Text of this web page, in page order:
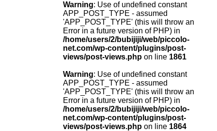
Warning: Use of undefined constant
APP_POST_TYPE - assumed
'APP_POST_TYPE' (this will throw an
Error in a future version of PHP) in
/home/users/2/bubijiji/web/piccolo-
net.com/wp-content/plugins/post-
views/post-views.php on line 1861
Warning: Use of undefined constant
APP_POST_TYPE - assumed
'APP_POST_TYPE' (this will throw an
Error in a future version of PHP) in
/home/users/2/bubijiji/web/piccolo-
net.com/wp-content/plugins/post-
views/post-views.php on line 1864